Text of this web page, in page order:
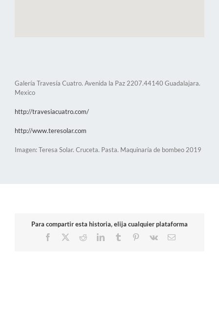
Galería Travesía Cuatro. Avenida la Paz 2207.44140 Guadalajara.
Mexico
http://travesiacuatro.com/
http://www.teresolar.com
Imagen: Teresa Solar. Cruceta. Pasta. Maquinaría de bombeo 2019
Para compartir esta historia, elija cualquier plataforma
Facebook
RedditLinkedInTumblr Pinterest
Vk
Correo